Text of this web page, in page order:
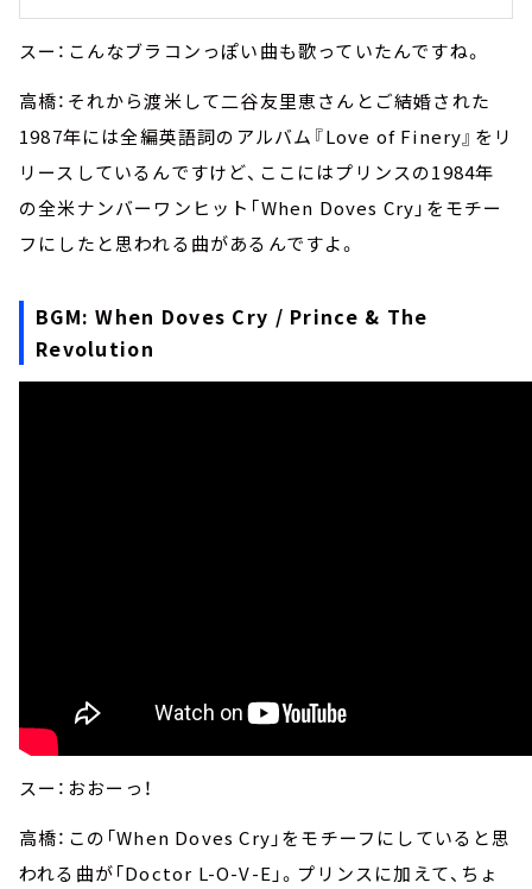
スー：こんなブラコンっぽい曲も歌っていたんですね。
高橋：それから渡米して二谷友里恵さんとご結婚された
1987年には全編英語詞のアルバム『Love of Finery』をリ
リースしているんですけど、ここにはプリンスの1984年
の全米ナンバーワンヒット「When Doves Cry」をモチー
フにしたと思われる曲があるんですよ。
BGM: When Doves Cry / Prince & The
Revolution
スー：おおーっ！
高橋：この「When Doves Cry」をモチーフにしていると思
われる曲が「Doctor L-O-V-E」。プリンスに加えて、ちょ